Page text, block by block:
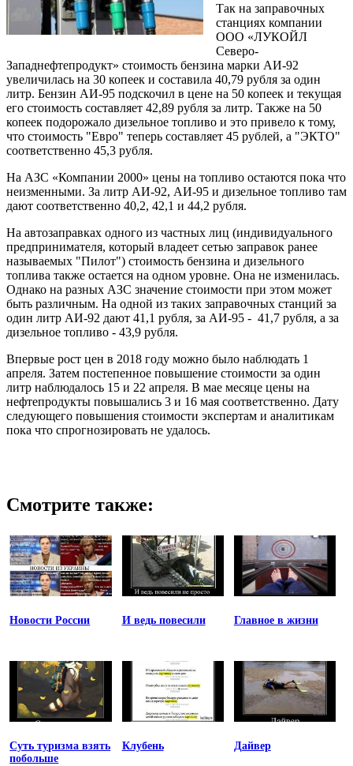
Так на заправочных
станциях компании
ООО «ЛУКОЙЛ
Северо-
Западнефтепродукт» стоимость бензина марки АИ-92
увеличилась на 30 копеек и составила 40,79 рубля за один
литр. Бензин АИ-95 подскочил в цене на 50 копеек и текущая
его стоимость составляет 42,89 рубля за литр. Также на 50
копеек подорожало дизельное топливо и это привело к тому,
что стоимость "Евро" теперь составляет 45 рублей, а "ЭКТО"
соответственно 45,3 рубля.
На АЗС «Компании 2000» цены на топливо остаются пока что
неизменными. За литр АИ-92, АИ-95 и дизельное топливо там
дают соответственно 40,2, 42,1 и 44,2 рубля.
На автозаправках одного из частных лиц (индивидуального
предпринимателя, который владеет сетью заправок ранее
называемых "Пилот") стоимость бензина и дизельного
топлива также остается на одном уровне. Она не изменилась.
Однако на разных АЗС значение стоимости при этом может
быть различным. На одной из таких заправочных станций за
один литр АИ-92 дают 41,1 рубля, за АИ-95 - 41,7 рубля, а за
дизельное топливо - 43,9 рубля.
Впервые рост цен в 2018 году можно было наблюдать 1
апреля. Затем постепенное повышение стоимости за один
литр наблюдалось 15 и 22 апреля. В мае месяце цены на
нефтепродукты повышались 3 и 16 мая соответственно. Дату
следующего повышения стоимости экспертам и аналитикам
пока что спрогнозировать не удалось.
Смотрите также:
Новости России И ведь повесили Главное в жизни
Суть туризма взять
побольше
Клубень Дайвер